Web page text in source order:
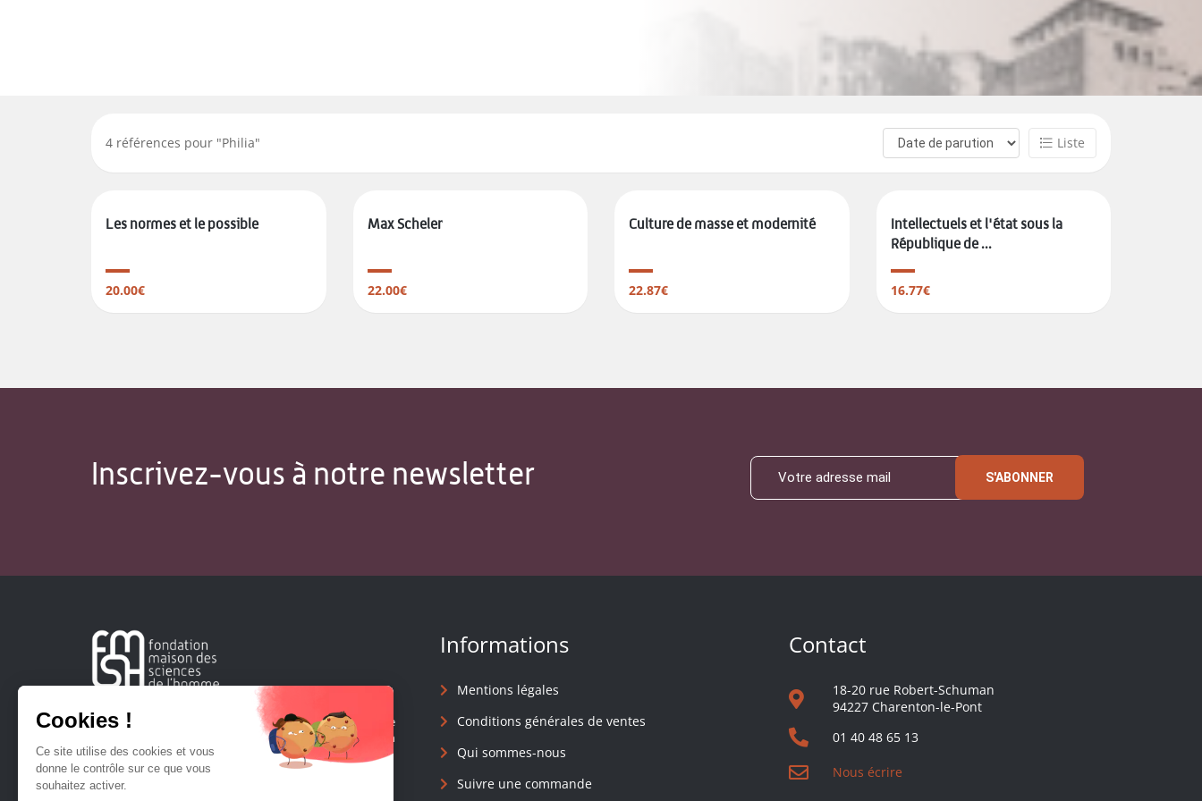
4 références pour "Philia" Liste
Les normes et le possible
20.00€
Max Scheler
22.00€
Culture de masse et modernité
22.87€
Intellectuels et l'état sous la
République de ...
16.77€
Inscrivez-vous à notre newsletter S'ABONNER
Créée en 1963, la Fondation Maison Sciences de l'Homme
soutient la recherche et la diffusion des connaissances en
sciences humaines et sociales.
Informations
Mentions légales
Conditions générales de ventes
Qui sommes-nous
Suivre une commande
Contact
18-20 rue Robert-Schuman
94227 Charenton-le-Pont
01 40 48 65 13
Nous écrire